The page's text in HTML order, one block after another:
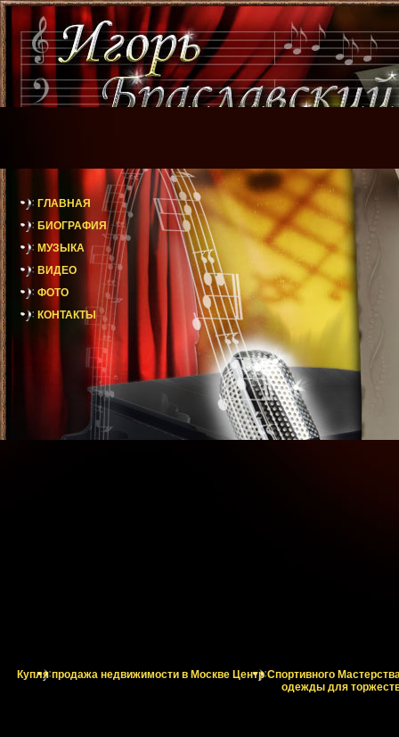
ГЛАВНАЯ
БИОГРАФИЯ
МУЗЫКА
ВИДЕО
ФОТО
КОНТАКТЫ
Купля продажа недвижимости в Москве Центр Спортивного
одежды для